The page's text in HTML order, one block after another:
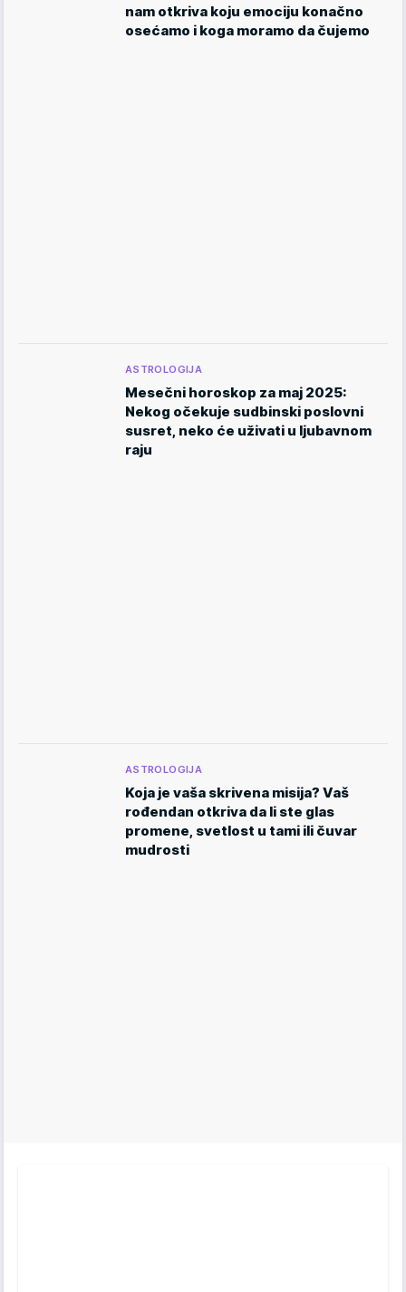
nam otkriva koju emociju konačno
osećamo i koga moramo da čujemo
ASTROLOGIJA
Mesečni horoskop za maj 2025:
Nekog očekuje sudbinski poslovni
susret, neko će uživati u ljubavnom
raju
ASTROLOGIJA
Koja je vaša skrivena misija? Vaš
rođendan otkriva da li ste glas
promene, svetlost u tami ili čuvar
mudrosti